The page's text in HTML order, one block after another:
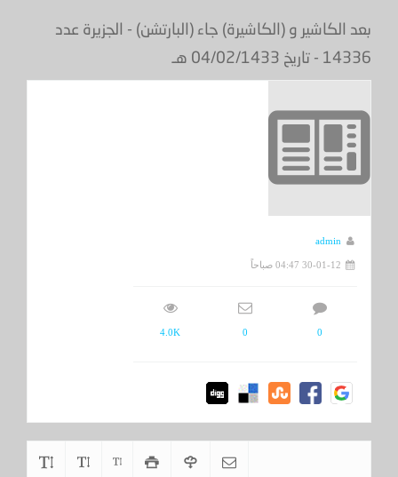
بعد الكاشير و (الكاشيرة) جاء (البارتشن) - الجزيرة عدد
14336 - تاريخ 04/02/1433 هـ
admin
30-01-12 04:47 صباحاً
0
0
4.0K